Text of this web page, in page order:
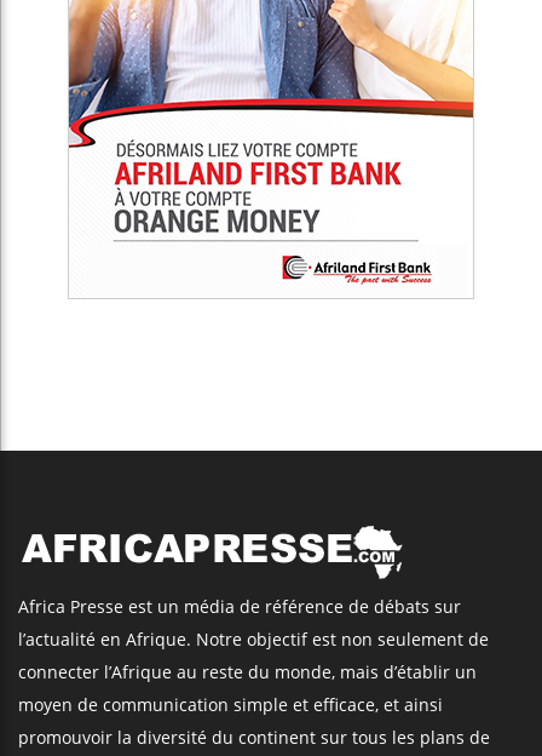
Africa Presse est un média de référence de débats sur
l’actualité en Afrique. Notre objectif est non seulement de
connecter l’Afrique au reste du monde, mais d’établir un
moyen de communication simple et efficace, et ainsi
promouvoir la diversité du continent sur tous les plans de